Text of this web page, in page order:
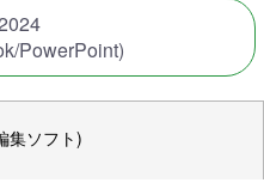
PowerPoint)
集ソフト)